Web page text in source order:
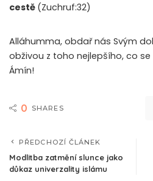
cestě (Zuchruf:32)
Alláhumma, obdař nás Svým
obživou z toho nejlepšího, co
Ámín!
0 SHARES
PŘEDCHOZÍ ČLÁNEK
Modlitba zatmění slunce jako
důkaz univerzality islámu